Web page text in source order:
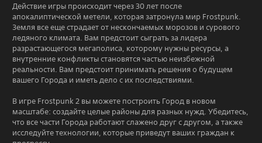
Действие игры происходит через 30 лет после
апокалиптической метели, которая затронула мир Frostpunk.
Земля все еще страдает от нескончаемых морозов и сурового
ледяного климата. Вам предстоит сыграть за лидера
разрастающегося мегаполиса, которому нужны ресурсы, а
внутренние конфликты становятся частью неизбежной
реальности. Вам предстоит принимать решения о будущем
вашего Города и иметь дело с их последствиями.
В игре Frostpunk 2 вы можете построить Город в новом
масштабе: создайте целые районы для разных нужд. Убедитесь,
что все части Города работают слажено друг с другом, а также
исследуйте технологии, которые приведут ваших граждан к